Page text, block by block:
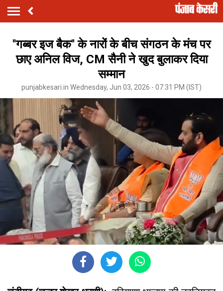
''गब्बर इज बैक'' के नारों के बीच संगठन के मंच पर
छाए अनिल विज, CM सैनी ने खुद बुलाकर दिया
सम्मान
punjabkesari.in Wednesday, Jun 03, 2026 - 07:31 PM (IST)